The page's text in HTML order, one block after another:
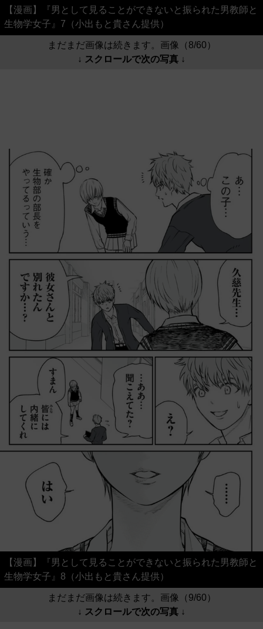
【漫画】『男として見ることができないと振られた男教師と
生物学女子』7（小出もと貴さん提供）
まだまだ画像は続きます。画像（8/60）
↓ スクロールで次の写真 ↓
【漫画】『男として見ることができないと振られた男教師と
生物学女子』8（小出もと貴さん提供）
まだまだ画像は続きます。画像（9/60）
↓ スクロールで次の写真 ↓